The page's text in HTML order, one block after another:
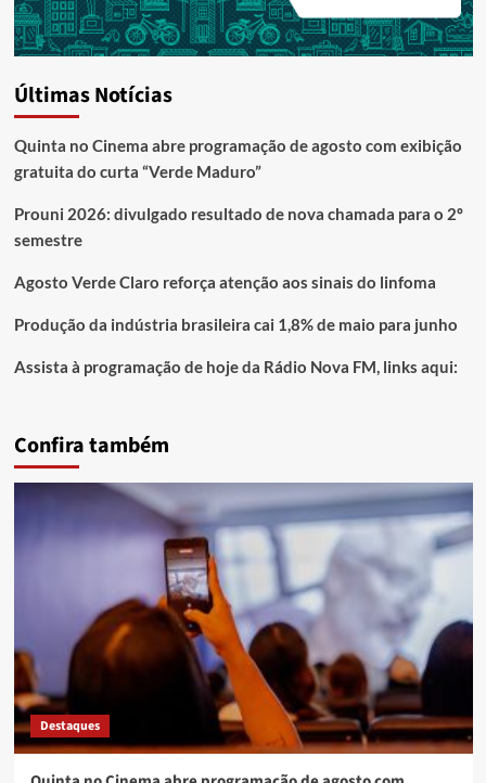
Últimas Notícias
Quinta no Cinema abre programação de agosto com exibição
gratuita do curta “Verde Maduro”
Prouni 2026: divulgado resultado de nova chamada para o 2º
semestre
Agosto Verde Claro reforça atenção aos sinais do linfoma
Produção da indústria brasileira cai 1,8% de maio para junho
Assista à programação de hoje da Rádio Nova FM, links aqui:
Confira também
Destaques